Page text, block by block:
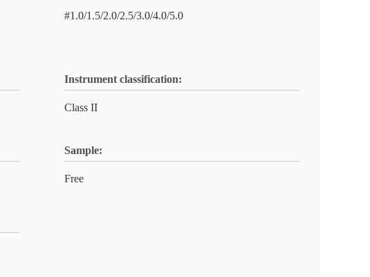
#1.0/1.5/2.0/2.5/3.0/4.0/5.0
Instrument classification:
Class II
Sample:
Free